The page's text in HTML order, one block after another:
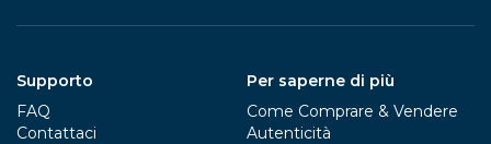
Supporto
FAQ
Contattaci
Per saperne di più
Come Comprare & Vendere
Autenticità